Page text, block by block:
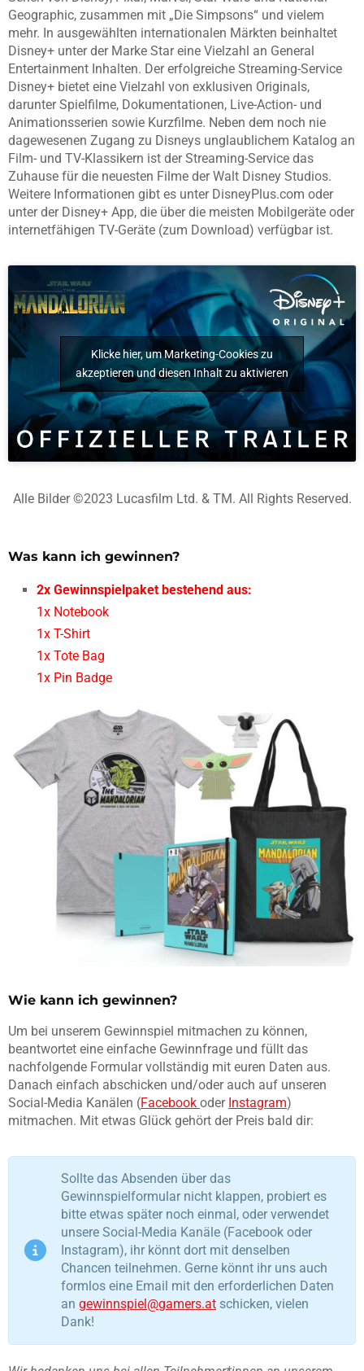
Geographic, zusammen mit „Die Simpsons“ und vielem
mehr. In ausgewählten internationalen Märkten beinhaltet
Disney+ unter der Marke Star eine Vielzahl an General
Entertainment Inhalten. Der erfolgreiche Streaming-Service
Disney+ bietet eine Vielzahl von exklusiven Originals,
darunter Spielfilme, Dokumentationen, Live-Action- und
Animationsserien sowie Kurzfilme. Neben dem noch nie
dagewesenen Zugang zu Disneys unglaublichem Katalog an
Film- und TV-Klassikern ist der Streaming-Service das
Zuhause für die neuesten Filme der Walt Disney Studios.
Weitere Informationen gibt es unter DisneyPlus.com oder
unter der Disney+ App, die über die meisten Mobilgeräte oder
internetfähigen TV-Geräte (zum Download) verfügbar ist.
Klicke hier, um Marketing-Cookies zu
akzeptieren und diesen Inhalt zu aktivieren
Alle Bilder ©2023 Lucasfilm Ltd. & TM. All Rights Reserved.
Was kann ich gewinnen?
2x Gewinnspielpaket bestehend aus:
1x Notebook
1x T-Shirt
1x Tote Bag
1x Pin Badge
Wie kann ich gewinnen?
Um bei unserem Gewinnspiel mitmachen zu können,
beantwortet eine einfache Gewinnfrage und füllt das
nachfolgende Formular vollständig mit euren Daten aus.
Danach einfach abschicken und/oder auch auf unseren
Social-Media Kanälen (Facebook oder Instagram)
mitmachen. Mit etwas Glück gehört der Preis bald dir:
Sollte das Absenden über das
Gewinnspielformular nicht klappen, probiert es
bitte etwas später noch einmal, oder verwendet
unsere Social-Media Kanäle (Facebook oder
Instagram), ihr könnt dort mit denselben
Chancen teilnehmen. Gerne könnt ihr uns auch
formlos eine Email mit den erforderlichen Daten
an gewinnspiel@gamers.at schicken, vielen
Dank!